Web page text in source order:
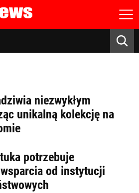
niezwykłym
unikalną kolekcję na
potrzebuje
od instytucji